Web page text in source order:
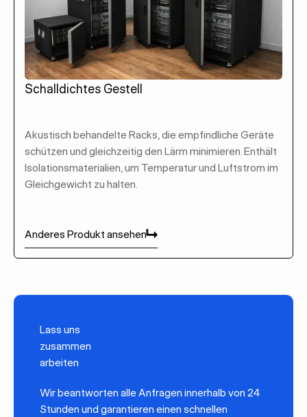
Schalldichtes Gestell
Akustisch behandelte Racks, die empfindliche Geräte
schützen und gleichzeitig den Lärm minimieren. Enthält
Isolationsmaterialien, um Temperatur und Luftstrom im
Gleichgewicht zu halten.
Anderes Produkt ansehen
Anderes Produkt ansehen
Lass uns
zusammen
arbeiten
Wir beantworten alle Anfragen innerhalb von 24
Stunden und garantieren einen schnellen